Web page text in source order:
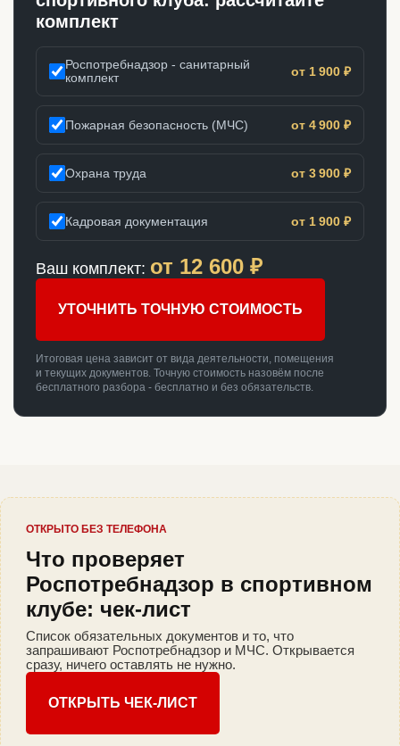
комплект
Роспотребнадзор - санитарный
комплект
от 1 900 ₽
Пожарная безопасность (МЧС) от 4 900 ₽
Охрана труда от 3 900 ₽
Кадровая документация от 1 900 ₽
Ваш комплект: от 12 600 ₽
УТОЧНИТЬ ТОЧНУЮ СТОИМОСТЬ
Итоговая цена зависит от вида деятельности, помещения
и текущих документов. Точную стоимость назовём после
бесплатного разбора - бесплатно и без обязательств.
ОТКРЫТО БЕЗ ТЕЛЕФОНА
Что проверяет
Роспотребнадзор в спортивном
клубе: чек-лист
Список обязательных документов и то, что
запрашивают Роспотребнадзор и МЧС. Открывается
сразу, ничего оставлять не нужно.
ОТКРЫТЬ ЧЕК-ЛИСТ